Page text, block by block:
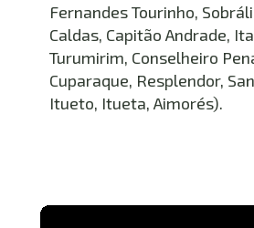
Fernandes Tourinho,
Caldas, Capitão Andrade,
Turumirim, Conselheiro
Cuparaque, Resplendor,
Itueto, Itueta, Aimorés).